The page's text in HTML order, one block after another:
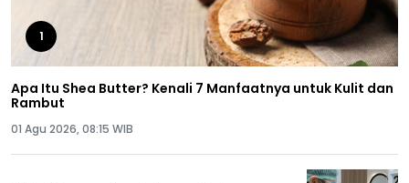
1
Apa Itu Shea Butter? Kenali 7 Manfaatnya untuk Kulit dan
Rambut
01 Agu 2026, 08:15 WIB